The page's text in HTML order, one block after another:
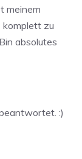
meinem
komplett zu
absolutes
:)